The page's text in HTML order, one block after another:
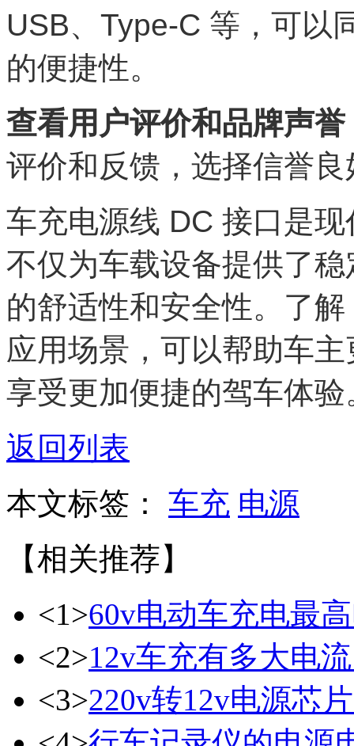
USB、Type-C 等，可以
的便捷性。
查看用户评价和品牌声誉
评价和反馈，选择信誉
车充电源线 DC 接口是
不仅为车载设备提供了
的舒适性和安全性。了
应用场景，可以帮助车
享受更加便捷的驾车体验
返回列表
本文标签： 车充 电源
【相关推荐】
<1>60v电动车充电最
<2>12v车充有多大电流
<3>220v转12v电源芯片